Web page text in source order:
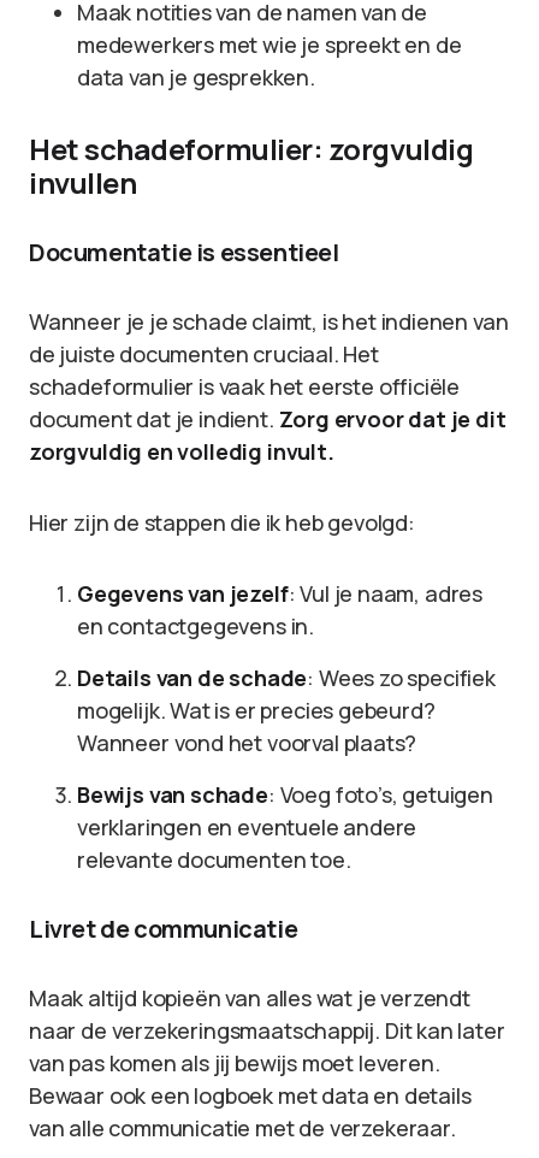
Maak notities van de namen van de
medewerkers met wie je spreekt en de
data van je gesprekken.
Het schadeformulier: zorgvuldig
invullen
Documentatie is essentieel
Wanneer je je schade claimt, is het indienen van
de juiste documenten cruciaal. Het
schadeformulier is vaak het eerste officiële
document dat je indient. Zorg ervoor dat je dit
zorgvuldig en volledig invult.
Hier zijn de stappen die ik heb gevolgd:
Gegevens van jezelf: Vul je naam, adres
en contactgegevens in.
Details van de schade: Wees zo specifiek
mogelijk. Wat is er precies gebeurd?
Wanneer vond het voorval plaats?
Bewijs van schade: Voeg foto’s, getuigen
verklaringen en eventuele andere
relevante documenten toe.
Livret de communicatie
Maak altijd kopieën van alles wat je verzendt
naar de verzekeringsmaatschappij. Dit kan later
van pas komen als jij bewijs moet leveren.
Bewaar ook een logboek met data en details
van alle communicatie met de verzekeraar.